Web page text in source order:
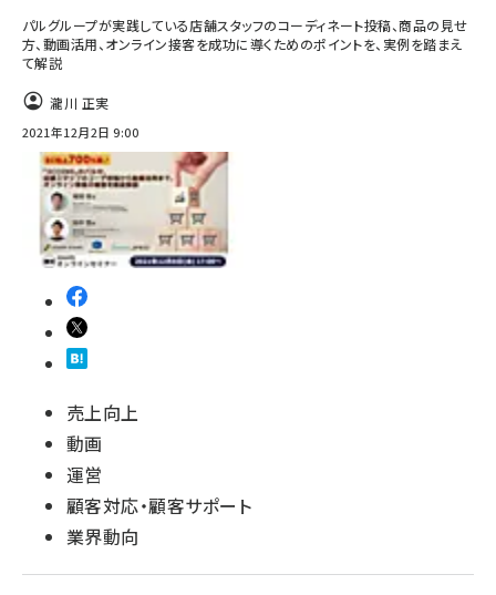
パルグループが実践している店舗スタッフのコーディネート投稿、商品の見せ
方、動画活用、オンライン接客を成功に導くためのポイントを、実例を踏まえ
て解説
瀧川 正実
2021年12月2日 9:00
売上向上
動画
運営
顧客対応・顧客サポート
業界動向